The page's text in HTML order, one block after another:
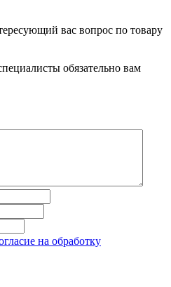
вас вопрос по товару
обязательно вам
на обработку